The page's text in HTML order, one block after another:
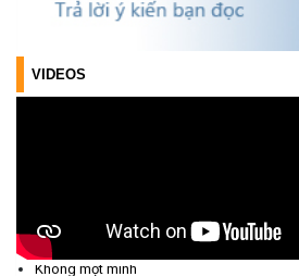
(03/07/2026)
Người cao tuổi Việt Nam (06/06/1941-
TỈNH ĐẮK LẮK
(29/05/2026)
VIDEOS
Ủy ban nhân dân xã Cuôr Đăng chung tay
Không một mình